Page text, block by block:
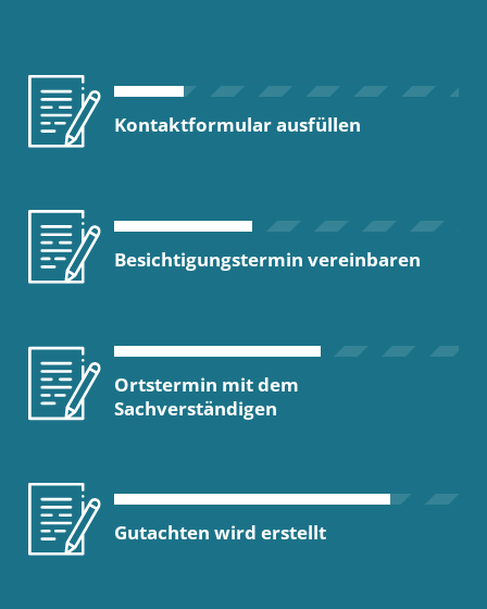
Kontaktformular ausfüllen
Besichtigungstermin vereinbaren
Ortstermin mit dem
Sachverständigen
Gutachten wird erstellt